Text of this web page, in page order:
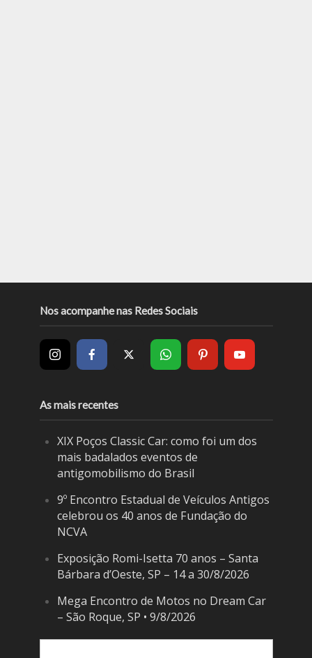
Nos acompanhe nas Redes Sociais
As mais recentes
XIX Poços Classic Car: como foi um dos
mais badalados eventos de
antigomobilismo do Brasil
9º Encontro Estadual de Veículos Antigos
celebrou os 40 anos de Fundação do
NCVA
Exposição Romi-Isetta 70 anos – Santa
Bárbara d’Oeste, SP – 14 a 30/8/2026
Mega Encontro de Motos no Dream Car
– São Roque, SP • 9/8/2026